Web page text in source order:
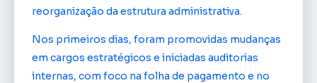
reorganização da estrutura administrativa.
Nos primeiros dias, foram promovidas mudanças
em cargos estratégicos e iniciadas auditorias
internas, com foco na folha de pagamento e no